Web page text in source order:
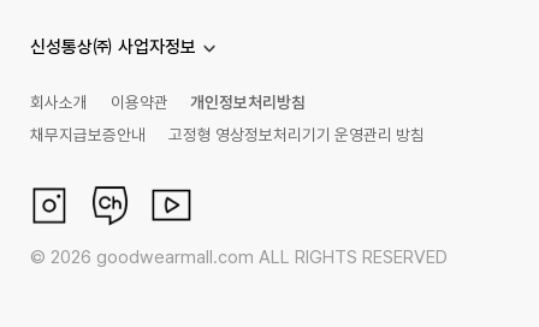
신성통상㈜ 사업자정보
회사소개 이용약관
개인정보처리방침
채무지급보증안내
고정형 영상정보처리기기 운영관리 방침
© 2026 goodwearmall.com ALL RIGHTS RESERVED